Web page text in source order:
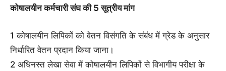
कोषालयीन कर्मचारी संघ की 5 सूत्रीय मांग
1 कोषालयीन लिपिकों को वेतन विसंगति के संबंध में ग्रेड के अनुसार
निर्धारित वेतन प्रदान किया जाना।
2 अधिनस्त लेखा सेवा में कोषालयीन लिपिकों से विभागीय परीक्षा के